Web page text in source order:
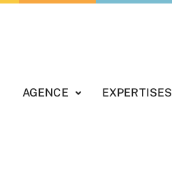
AGENCE EXPERTISES